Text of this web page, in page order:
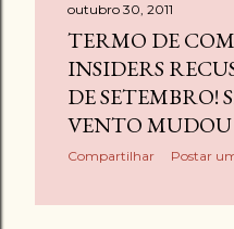
outubro 30, 2011
TERMO DE
INSIDERS
DE SETEMBRO!
VENTO MUDOU
Compartilhar Postar